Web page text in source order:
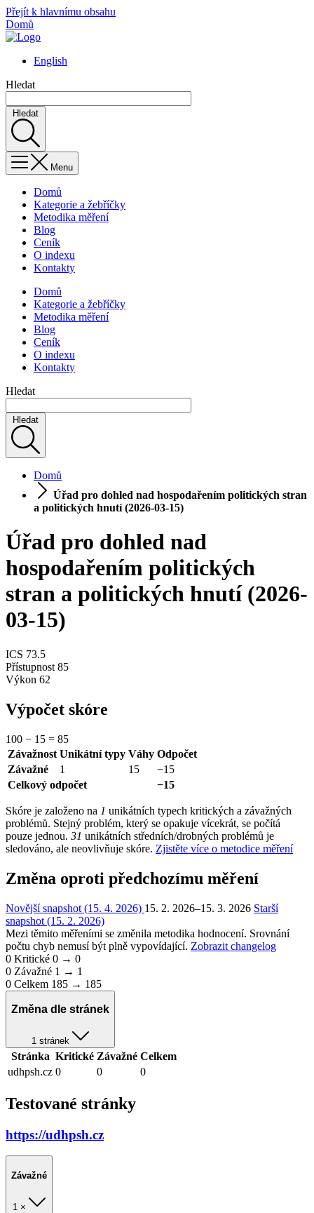
Přejít k hlavnímu obsahu
Domů
English
Hledat
Hledat
Menu
Domů
Kategorie a žebříčky
Metodika měření
Blog
Ceník
O indexu
Kontakty
Domů
Kategorie a žebříčky
Metodika měření
Blog
Ceník
O indexu
Kontakty
Hledat
Hledat
Domů
Úřad pro dohled nad hospodařením politických stran
a politických hnutí (2026-03-15)
Úřad pro dohled nad
hospodařením politických
stran a politických hnutí (2026-
03-15)
ICS 73.5
Přístupnost 85
Výkon 62
Výpočet skóre
100 − 15 = 85
Závažnost Unikátní typy Váhy Odpočet
Závažné
1 15
−15
Celkový odpočet
−15
Skóre je založeno na 1 unikátních typech kritických a závažných
problémů. Stejný problém, který se opakuje vícekrát, se počítá
pouze jednou. 31 unikátních středních/drobných problémů je
sledováno, ale neovlivňuje skóre. Zjistěte více o metodice měření
Změna oproti předchozímu měření
Novější snapshot (15. 4. 2026) 15. 2. 2026–15. 3. 2026 Starší
snapshot (15. 2. 2026)
Mezi těmito měřeními se změnila metodika hodnocení. Srovnání
počtu chyb nemusí být plně vypovídající. Zobrazit changelog
0 Kritické 0 → 0
0 Závažné 1 → 1
0 Celkem 185 → 185
Změna dle stránek
1 stránek
Stránka Kritické Závažné Celkem
udhpsh.cz 0 0 0
Testované stránky
https://udhpsh.cz
Závažné
1 ×